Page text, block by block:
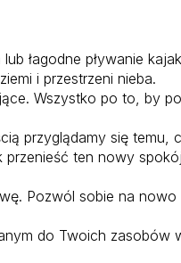
łagodne pływanie
i przestrzeni nieba.
Wszystko po to, by
przyglądamy się temu,
przenieść ten nowy
Pozwól sobie na
do Twoich zasobów